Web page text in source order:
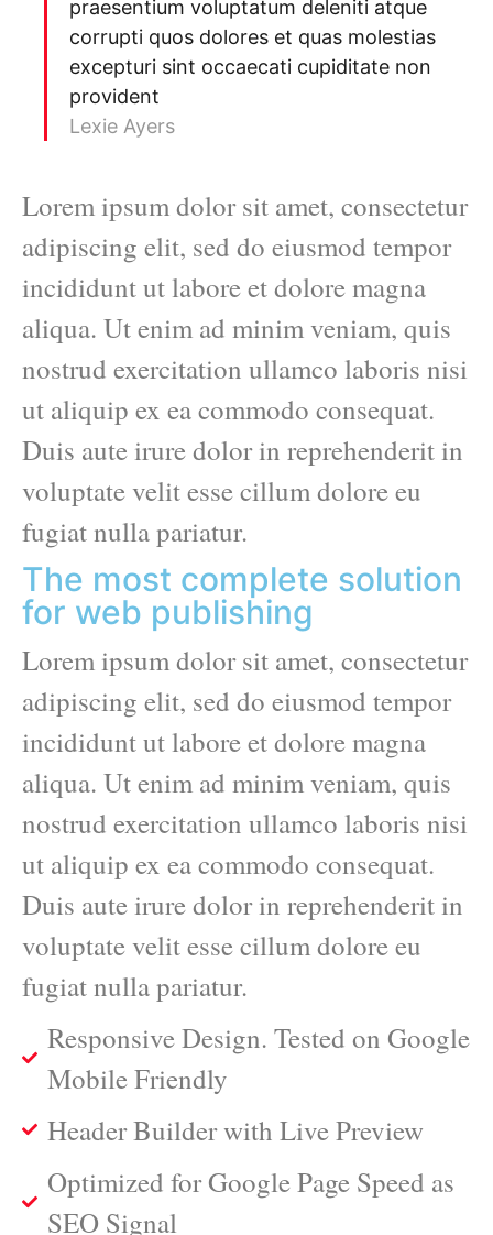
praesentium voluptatum deleniti atque
corrupti quos dolores et quas molestias
excepturi sint occaecati cupiditate non
provident
Lexie Ayers
Lorem ipsum dolor sit amet, consectetur
adipiscing elit, sed do eiusmod tempor
incididunt ut labore et dolore magna
aliqua. Ut enim ad minim veniam, quis
nostrud exercitation ullamco laboris nisi
ut aliquip ex ea commodo consequat.
Duis aute irure dolor in reprehenderit in
voluptate velit esse cillum dolore eu
fugiat nulla pariatur.
The most complete solution
for web publishing
Lorem ipsum dolor sit amet, consectetur
adipiscing elit, sed do eiusmod tempor
incididunt ut labore et dolore magna
aliqua. Ut enim ad minim veniam, quis
nostrud exercitation ullamco laboris nisi
ut aliquip ex ea commodo consequat.
Duis aute irure dolor in reprehenderit in
voluptate velit esse cillum dolore eu
fugiat nulla pariatur.
Responsive Design. Tested on Google
Mobile Friendly
Header Builder with Live Preview
Optimized for Google Page Speed as
SEO Signal